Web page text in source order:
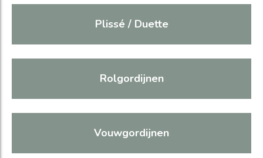
Plissé / Duette
Rolgordijnen
Vouwgordijnen